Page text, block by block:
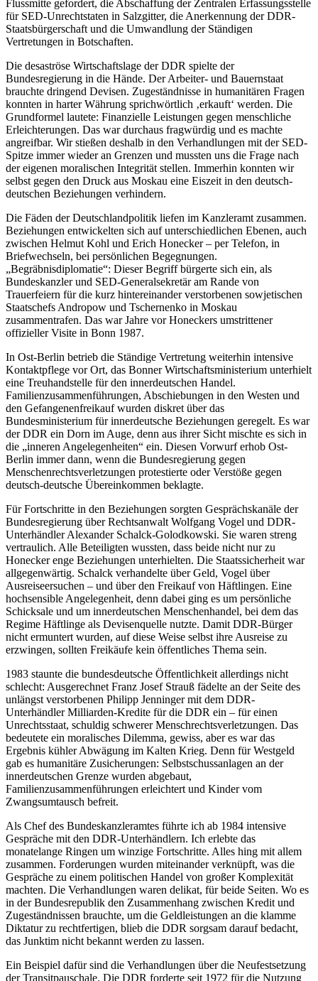
Flussmitte gefordert, die Abschaffung der Zentralen Erfassungsstelle
für SED-Unrechtstaten in Salzgitter, die Anerkennung der DDR-
Staatsbürgerschaft und die Umwandlung der Ständigen
Vertretungen in Botschaften.
Die desaströse Wirtschaftslage der DDR spielte der
Bundesregierung in die Hände. Der Arbeiter- und Bauernstaat
brauchte dringend Devisen. Zugeständnisse in humanitären Fragen
konnten in harter Währung sprichwörtlich ‚erkauft‘ werden. Die
Grundformel lautete: Finanzielle Leistungen gegen menschliche
Erleichterungen. Das war durchaus fragwürdig und es machte
angreifbar. Wir stießen deshalb in den Verhandlungen mit der SED-
Spitze immer wieder an Grenzen und mussten uns die Frage nach
der eigenen moralischen Integrität stellen. Immerhin konnten wir
selbst gegen den Druck aus Moskau eine Eiszeit in den deutsch-
deutschen Beziehungen verhindern.
Die Fäden der Deutschlandpolitik liefen im Kanzleramt zusammen.
Beziehungen entwickelten sich auf unterschiedlichen Ebenen, auch
zwischen Helmut Kohl und Erich Honecker – per Telefon, in
Briefwechseln, bei persönlichen Begegnungen.
„Begräbnisdiplomatie“: Dieser Begriff bürgerte sich ein, als
Bundeskanzler und SED-Generalsekretär am Rande von
Trauerfeiern für die kurz hintereinander verstorbenen sowjetischen
Staatschefs Andropow und Tschernenko in Moskau
zusammentrafen. Das war Jahre vor Honeckers umstrittener
offizieller Visite in Bonn 1987.
In Ost-Berlin betrieb die Ständige Vertretung weiterhin intensive
Kontaktpflege vor Ort, das Bonner Wirtschaftsministerium unterhielt
eine Treuhandstelle für den innerdeutschen Handel.
Familienzusammenführungen, Abschiebungen in den Westen und
den Gefangenenfreikauf wurden diskret über das
Bundesministerium für innerdeutsche Beziehungen geregelt. Es war
der DDR ein Dorn im Auge, denn aus ihrer Sicht mischte es sich in
die „inneren Angelegenheiten“ ein. Diesen Vorwurf erhob Ost-
Berlin immer dann, wenn die Bundesregierung gegen
Menschenrechtsverletzungen protestierte oder Verstöße gegen
deutsch-deutsche Übereinkommen beklagte.
Für Fortschritte in den Beziehungen sorgten Gesprächskanäle der
Bundesregierung über Rechtsanwalt Wolfgang Vogel und DDR-
Unterhändler Alexander Schalck-Golodkowski. Sie waren streng
vertraulich. Alle Beteiligten wussten, dass beide nicht nur zu
Honecker enge Beziehungen unterhielten. Die Staatssicherheit war
allgegenwärtig. Schalck verhandelte über Geld, Vogel über
Ausreiseersuchen – und über den Freikauf von Häftlingen. Eine
hochsensible Angelegenheit, denn dabei ging es um persönliche
Schicksale und um innerdeutschen Menschenhandel, bei dem das
Regime Häftlinge als Devisenquelle nutzte. Damit DDR-Bürger
nicht ermuntert wurden, auf diese Weise selbst ihre Ausreise zu
erzwingen, sollten Freikäufe kein öffentliches Thema sein.
1983 staunte die bundesdeutsche Öffentlichkeit allerdings nicht
schlecht: Ausgerechnet Franz Josef Strauß fädelte an der Seite des
unlängst verstorbenen Philipp Jenninger mit dem DDR-
Unterhändler Milliarden-Kredite für die DDR ein – für einen
Unrechtsstaat, schuldig schwerer Menschrechtsverletzungen. Das
bedeutete ein moralisches Dilemma, gewiss, aber es war das
Ergebnis kühler Abwägung im Kalten Krieg. Denn für Westgeld
gab es humanitäre Zusicherungen: Selbstschussanlagen an der
innerdeutschen Grenze wurden abgebaut,
Familienzusammenführungen erleichtert und Kinder vom
Zwangsumtausch befreit.
Als Chef des Bundeskanzleramtes führte ich ab 1984 intensive
Gespräche mit den DDR-Unterhändlern. Ich erlebte das
monatelange Ringen um winzige Fortschritte. Alles hing mit allem
zusammen. Forderungen wurden miteinander verknüpft, was die
Gespräche zu einem politischen Handel von großer Komplexität
machten. Die Verhandlungen waren delikat, für beide Seiten. Wo es
in der Bundesrepublik den Zusammenhang zwischen Kredit und
Zugeständnissen brauchte, um die Geldleistungen an die klamme
Diktatur zu rechtfertigen, blieb die DDR sorgsam darauf bedacht,
das Junktim nicht bekannt werden zu lassen.
Ein Beispiel dafür sind die Verhandlungen über die Neufestsetzung
der Transitpauschale. Die DDR forderte seit 1972 für die Nutzung